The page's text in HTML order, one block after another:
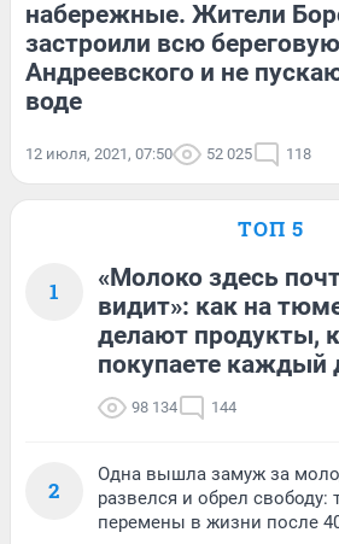
набережные. Жители
застроили всю
Андреевского и не
воде
12 июля, 2021, 07:50 52 025 118
ТОП 5
1
«Молоко здесь
видит»: как на
делают продукты,
покупаете каждый
98 134 144
2
Одна вышла замуж за
развелся и обрел
перемены в жизни после